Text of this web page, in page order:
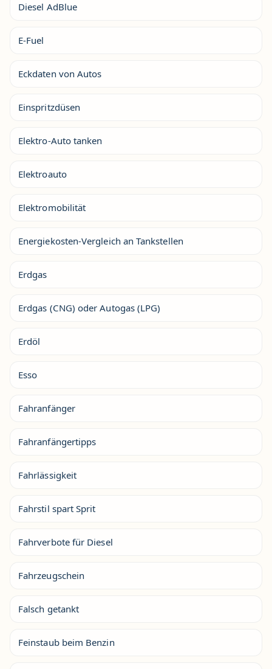
Diesel AdBlue
E-Fuel
Eckdaten von Autos
Einspritzdüsen
Elektro-Auto tanken
Elektroauto
Elektromobilität
Energiekosten-Vergleich an Tankstellen
Erdgas
Erdgas (CNG) oder Autogas (LPG)
Erdöl
Esso
Fahranfänger
Fahranfängertipps
Fahrlässigkeit
Fahrstil spart Sprit
Fahrverbote für Diesel
Fahrzeugschein
Falsch getankt
Feinstaub beim Benzin